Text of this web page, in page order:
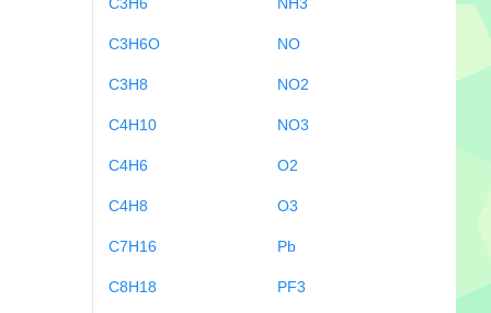
C3H6O
C3H8
C4H10
C4H6
C4H8
C7H16
C8H18
NO
NO2
NO3
O2
O3
Pb
PF3